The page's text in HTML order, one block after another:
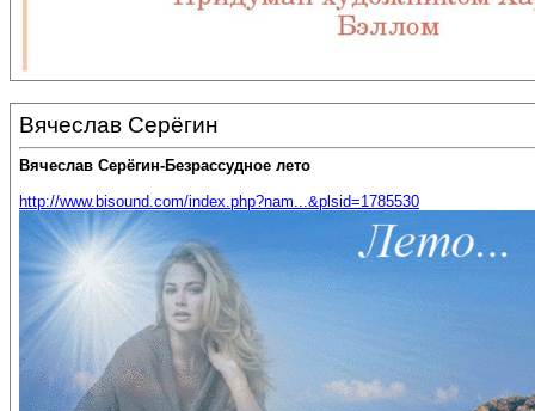
Вячеслав Серёгин
Вячеслав Серёгин-Безрассудное лето
http://www.bisound.com/index.php?nam...&plsid=1785530